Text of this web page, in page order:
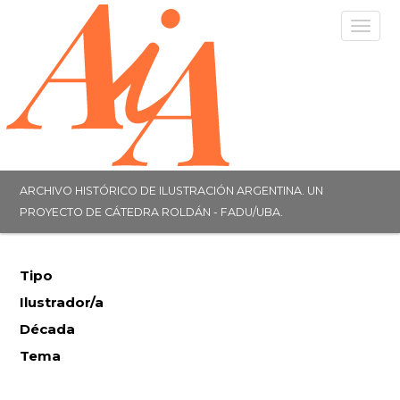
ARCHIVO HISTÓRICO DE ILUSTRACIÓN ARGENTINA. UN
PROYECTO DE CÁTEDRA ROLDÁN - FADU/UBA.
Tipo
Ilustrador/a
Década
Tema